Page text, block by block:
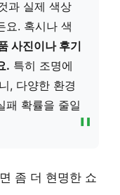
과 실제 색상
요. 혹시나 색
사진이나 후기
. 특히 조명에
, 다양한 환경
패 확률을 줄일
좀 더 현명한 쇼